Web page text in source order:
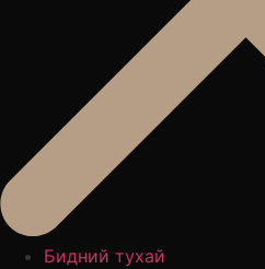
Бидний тухай